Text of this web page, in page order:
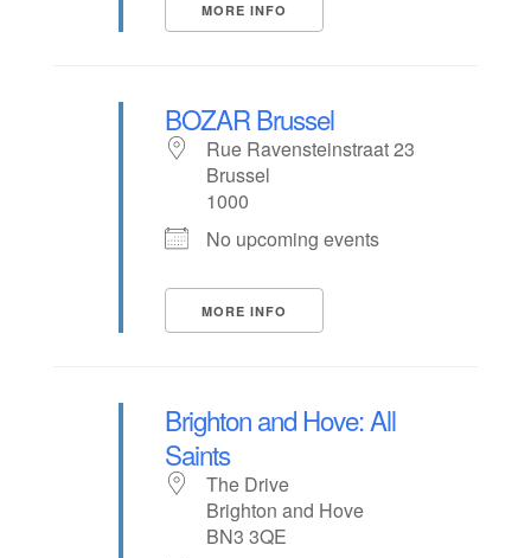
MORE INFO
BOZAR Brussel
Rue Ravensteinstraat 23
Brussel
1000
No upcoming events
MORE INFO
Brighton and Hove: All
Saints
The Drive
Brighton and Hove
BN3 3QE